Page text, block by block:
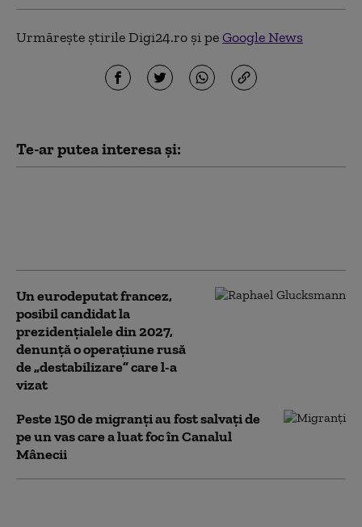
Urmărește știrile Digi24.ro și peGoogle News
Te-ar putea interesa și:
Un eurodeputat francez,
posibil candidat la
prezidențialele din 2027,
denunţă o operaţiune rusă
de „destabilizare” care l-a
vizat
Peste 150 de migranţi au fost salvați de
pe un vas care a luat foc în Canalul
Mânecii